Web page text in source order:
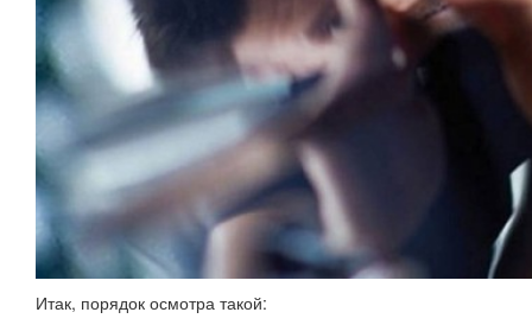
Итак, порядок осмотра такой: